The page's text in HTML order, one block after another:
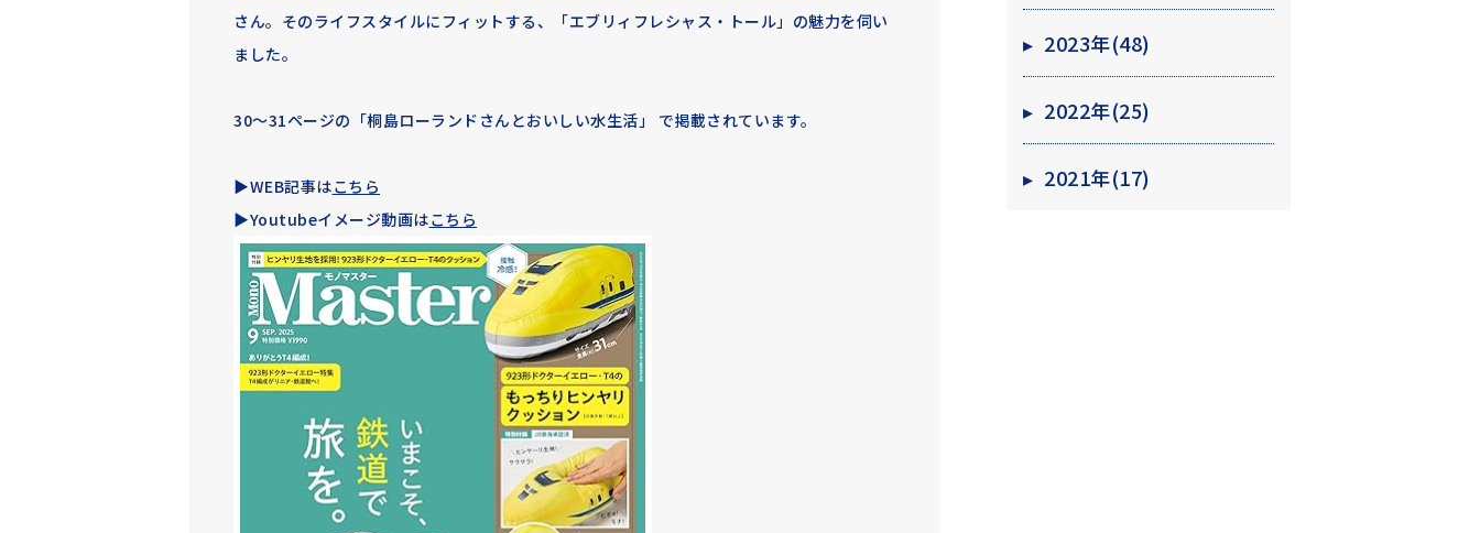
さん。そのライフスタイルにフィットする、「エブリィフレシャス・トール」の魅力を伺い
ました。
30～31ページの「桐島ローランドさんとおいしい水生活」 で掲載されています。
▶WEB記事はこちら
▶Youtubeイメージ動画はこちら
▸ 2023年(48)
▸ 2022年(25)
▸ 2021年(17)